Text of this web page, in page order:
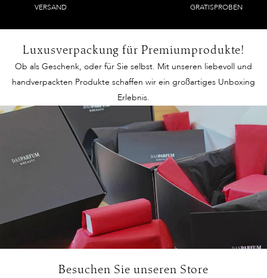
VERSAND
GRATISPROBEN
Luxusverpackung für Premiumprodukte!
Ob als Geschenk, oder für Sie selbst. Mit unseren liebevoll und
handverpackten Produkte schaffen wir ein großartiges Unboxing
Erlebnis.
Besuchen Sie unseren Store